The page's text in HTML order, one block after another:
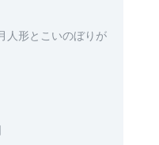
人形とこいのぼりが